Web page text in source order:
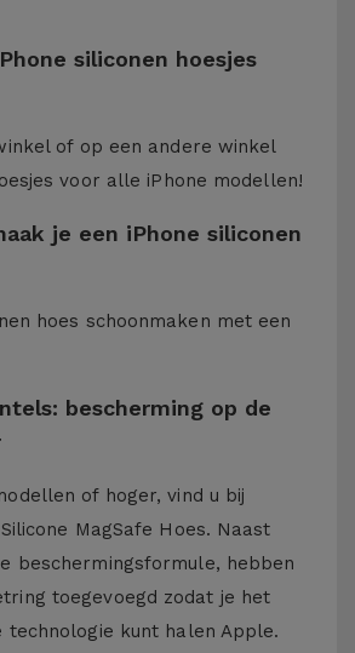
siliconen hoesjes
of op een andere winkel
voor alle iPhone modellen!
je een iPhone siliconen
hoes schoonmaken met een
bescherming op de
of hoger, vind u bij
MagSafe Hoes. Naast
beschermingsformule, hebben
toegevoegd zodat je het
technologie kunt halen Apple.